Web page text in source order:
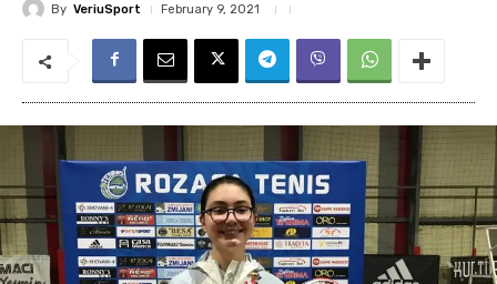
By VeriuSport February 9, 2021